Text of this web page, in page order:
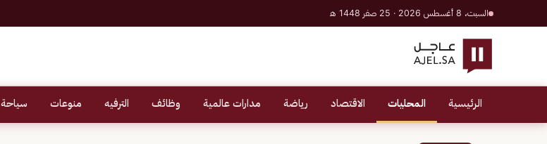
السبت، 8 أغسطس 2026 · 25 صفر 1448 هـ
الرئيسية المحليات الاقتصاد رياضة مدارات عالمية وظائف الترفيه منوعات